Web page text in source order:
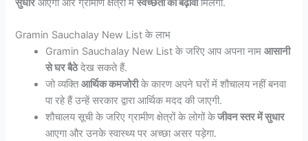
सुधारआएगा और ग्रामीण क्षेत्रों मेंस्वच्छता को बढ़ावामिलेगा.
Gramin Sauchalay New List के लाभ
Gramin Sauchalay New List के जरिए आप अपना नामआसानी
से घर बैठेदेख सकते हैं.
जो व्यक्तिआर्थिक कमजोरीके कारण अपने घरों में शौचालय नहीं बनवा
पा रहे हैं उन्हें सरकार द्वारा आर्थिक मदद की जाएगी.
शौचालय सूची के जरिए ग्रामीण क्षेत्रों के लोगों केजीवन स्तर में सुधार
आएगा और उनके स्वास्थ्य पर अच्छा असर पड़ेगा.